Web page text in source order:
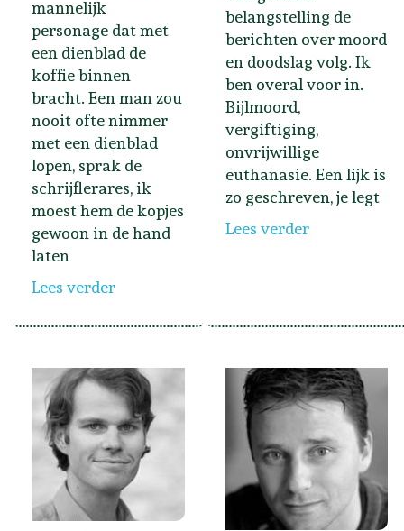
mannelijk
personage dat met
een dienblad de
koffie binnen
bracht. Een man zou
nooit ofte nimmer
met een dienblad
lopen, sprak de
schrijflerares, ik
moest hem de kopjes
gewoon in de hand
laten
Lees verder
belangstelling de
berichten over moord
en doodslag volg. Ik
ben overal voor in.
Bijlmoord,
vergiftiging,
onvrijwillige
euthanasie. Een lijk is
zo geschreven, je legt
Lees verder